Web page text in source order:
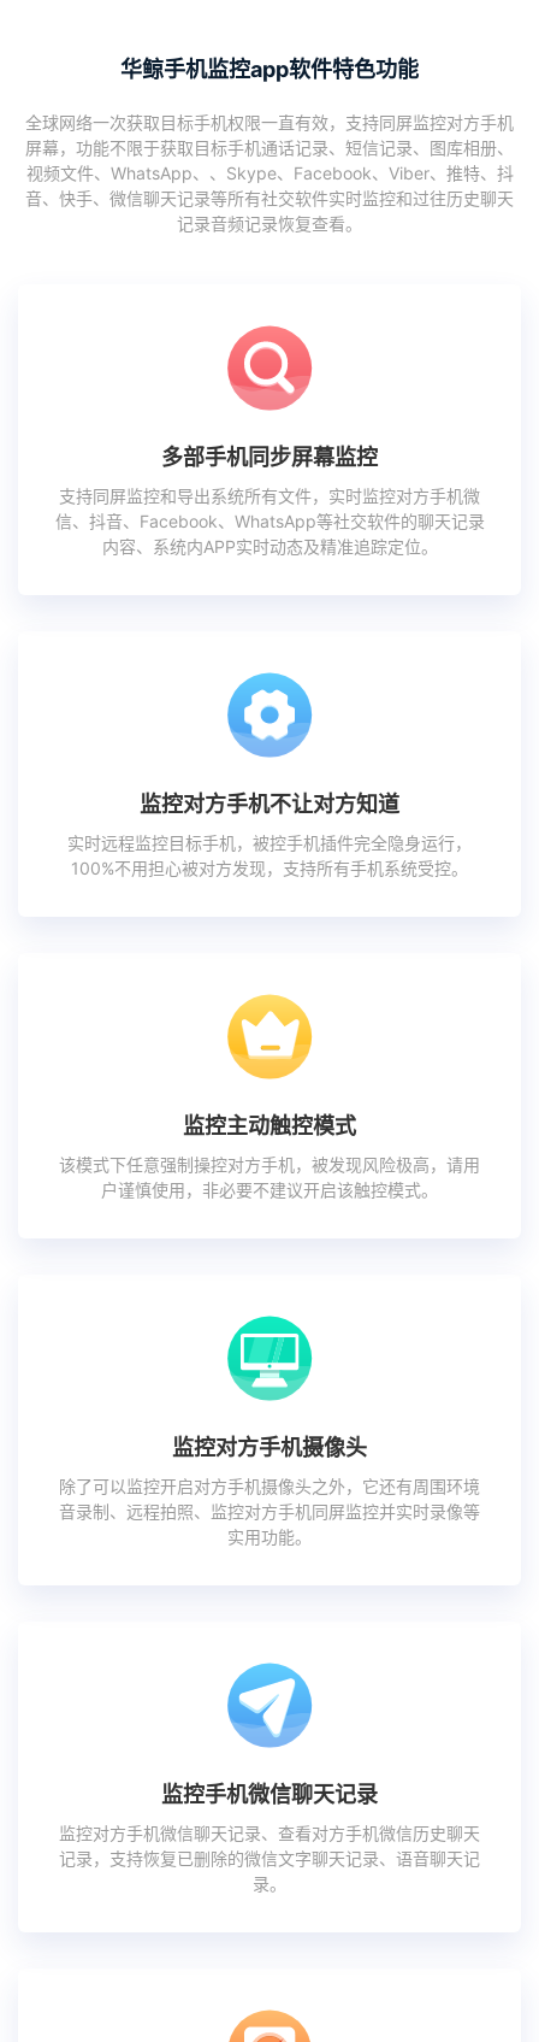
华鲸手机监控app软件特色功能
全球网络一次获取目标手机权限一直有效，支持同屏监控对方手机
屏幕，功能不限于获取目标手机通话记录、短信记录、图库相册、
视频文件、WhatsApp、、Skype、Facebook、Viber、推特、抖
音、快手、微信聊天记录等所有社交软件实时监控和过往历史聊天
记录音频记录恢复查看。
多部手机同步屏幕监控
支持同屏监控和导出系统所有文件，实时监控对方手机微
信、抖音、Facebook、WhatsApp等社交软件的聊天记录
内容、系统内APP实时动态及精准追踪定位。
监控对方手机不让对方知道
实时远程监控目标手机，被控手机插件完全隐身运行，
100%不用担心被对方发现，支持所有手机系统受控。
监控主动触控模式
该模式下任意强制操控对方手机，被发现风险极高，请用
户谨慎使用，非必要不建议开启该触控模式。
监控对方手机摄像头
除了可以监控开启对方手机摄像头之外，它还有周围环境
音录制、远程拍照、监控对方手机同屏监控并实时录像等
实用功能。
监控手机微信聊天记录
监控对方手机微信聊天记录、查看对方手机微信历史聊天
记录，支持恢复已删除的微信文字聊天记录、语音聊天记
录。